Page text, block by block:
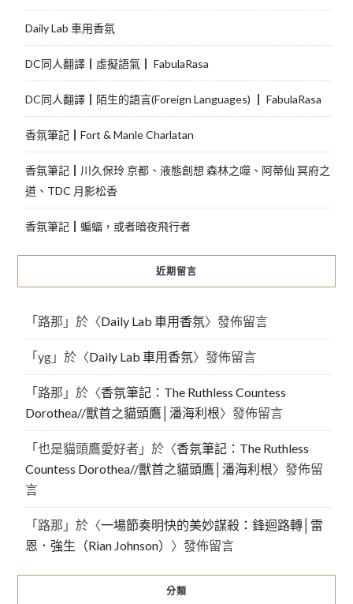
Daily Lab 車用香氛
DC同人翻譯┃虛擬語氣┃ FabulaRasa
DC同人翻譯┃陌生的語言(Foreign Languages) ┃ FabulaRasa
香氛筆記┃Fort & Manle Charlatan
香氛筆記┃川久保玲 京都、液態創想 森林之噬、阿蒂仙 冥府之
道、TDC 月影松香
香氛筆記┃蝙蝠，或者暗夜飛行者
近期留言
「路那 」於〈Daily Lab 車用香氛〉發佈留言
「yg」於〈Daily Lab 車用香氛〉發佈留言
「路那 」於〈香氛筆記：The Ruthless Countess
Dorothea//獸首之貓頭鷹│潘海利根〉發佈留言
「也是貓頭鷹愛好者」於〈香氛筆記：The Ruthless
Countess Dorothea//獸首之貓頭鷹│潘海利根〉發佈留
言
「路那 」於〈一場節奏明快的美妙謀殺：鋒迴路轉│雷
恩．強生（Rian Johnson） 〉發佈留言
分類